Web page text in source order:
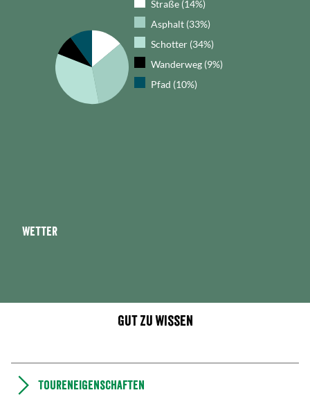
Straße (14%)
Asphalt (33%)
Schotter (34%)
Wanderweg (9%)
Pfad (10%)
Wetter
Gut zu wissen
Toureneigenschaften